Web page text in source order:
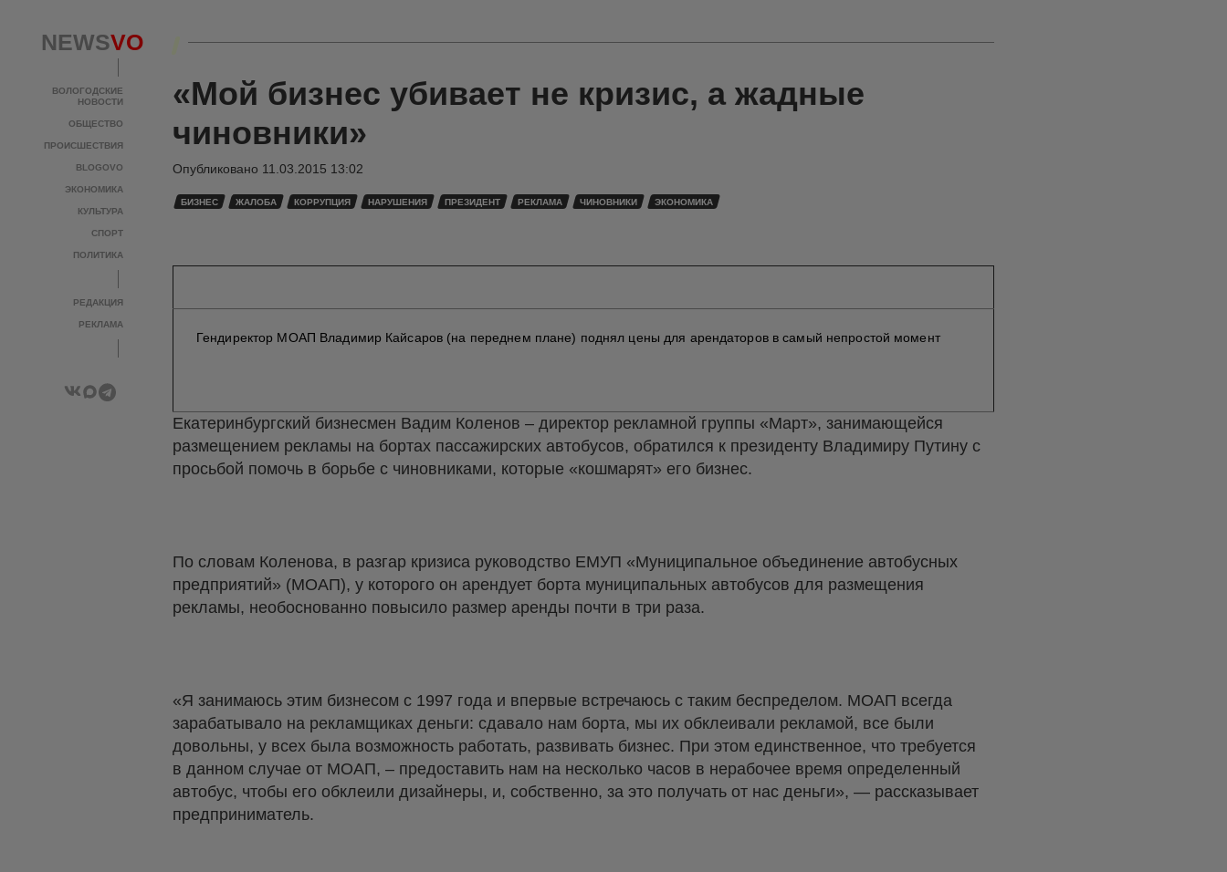
NEWSVO
ВОЛОГОДСКИЕ
НОВОСТИ
ОБЩЕСТВО
ПРОИСШЕСТВИЯ
BLOGOVO
ЭКОНОМИКА
КУЛЬТУРА
СПОРТ
ПОЛИТИКА
РЕДАКЦИЯ
РЕКЛАМА
«Мой бизнес убивает не кризис, а жадные
чиновники»
Опубликовано 11.03.2015 13:02
БИЗНЕС ЖАЛОБА КОРРУПЦИЯ НАРУШЕНИЯ ПРЕЗИДЕНТ РЕКЛАМА ЧИНОВНИКИ ЭКОНОМИКА
Гендиректор МОАП Владимир Кайсаров (на переднем плане) поднял цены для арендаторов в самый непростой момент
Екатеринбургский бизнесмен Вадим Коленов – директор рекламной группы «Март», занимающейся
размещением рекламы на бортах пассажирских автобусов, обратился к президенту Владимиру Путину с
просьбой помочь в борьбе с чиновниками, которые «кошмарят» его бизнес.
По словам Коленова, в разгар кризиса руководство ЕМУП «Муниципальное объединение автобусных
предприятий» (МОАП), у которого он арендует борта муниципальных автобусов для размещения
рекламы, необоснованно повысило размер аренды почти в три раза.
«Я занимаюсь этим бизнесом с 1997 года и впервые встречаюсь с таким беспределом. МОАП всегда
зарабатывало на рекламщиках деньги: сдавало нам борта, мы их обклеивали рекламой, все были
довольны, у всех была возможность работать, развивать бизнес. При этом единственное, что требуется
в данном случае от МОАП, – предоставить нам на несколько часов в нерабочее время определенный
автобус, чтобы его обклеили дизайнеры, и, собственно, за это получать от нас деньги», — рассказывает
предприниматель.